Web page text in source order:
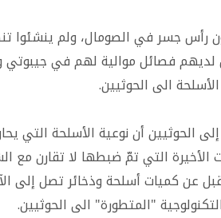
رأس جسر في الصومال، ولم ينشئوا
فصائل موالية لهم في جيبوتي
الى الحوثيين.
الحوثيين أن نوعية الأسلحة التي
الأخيرة التي تمّ ضبطها لا تقارن مع
عن كميات أسلحة وذخائر تصل إلى
"المتطورة" الى الحوثيين.